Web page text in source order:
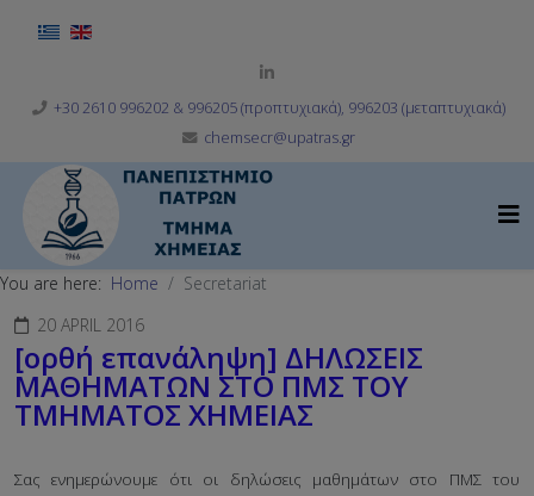
Select your language
+30 2610 996202 & 996205 (προπτυχιακά), 996203 (μεταπτυχιακά)
chemsecr@upatras.gr
You are here: Home
Secretariat
20 APRIL 2016
[ορθή επανάληψη] ΔΗΛΩΣΕΙΣ
ΜΑΘΗΜΑΤΩΝ ΣΤΟ ΠΜΣ ΤΟΥ
ΤΜΗΜΑΤΟΣ ΧΗΜΕΙΑΣ
Σας ενημερώνουμε ότι οι δηλώσεις μαθημάτων στο ΠΜΣ του